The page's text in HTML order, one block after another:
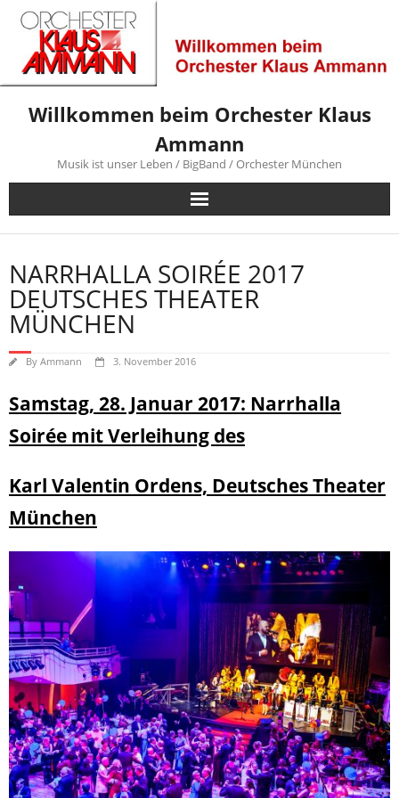
Willkommen beim Orchester Klaus
Ammann
Musik ist unser Leben / BigBand / Orchester München
NARRHALLA SOIRÉE 2017
DEUTSCHES THEATER
MÜNCHEN
By Ammann 3. November 2016
Samstag, 28. Januar 2017: Narrhalla
Soirée mit Verleihung des
Karl Valentin Ordens, Deutsches Theater
München